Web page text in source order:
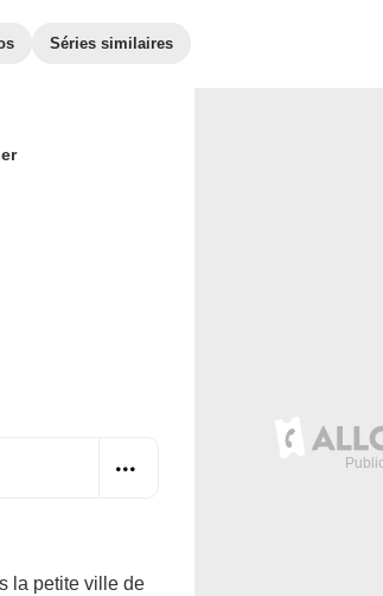
Séries similaires
la petite ville de